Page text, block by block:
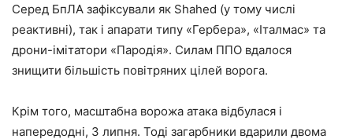
Серед БпЛА зафіксували як Shahed (у тому числі
реактивні), так і апарати типу «Гербера», «Італмас» та
дрони-імітатори «Пародія». Силам ППО вдалося
знищити більшість повітряних цілей ворога.
Крім того, масштабна ворожа атака відбулася і
напередодні, 3 липня. Тоді загарбники вдарили двома